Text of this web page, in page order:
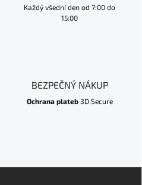
Každý všední den od 7:00 do
15:00
BEZPEČNÝ NÁKUP
Ochrana plateb3D Secure